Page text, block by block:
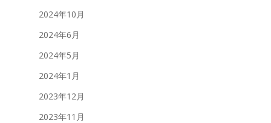
2024年10月
2024年6月
2024年5月
2024年1月
2023年12月
2023年11月